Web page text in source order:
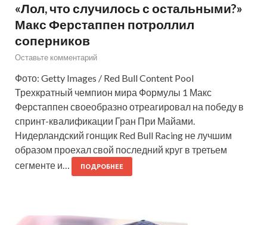
«Лол, что случилось с остальными?»
Макс Ферстаппен потроллил
соперников
Оставьте комментарий
Фото: Getty Images / Red Bull Content Pool
Трехкратный чемпион мира Формулы 1 Макс
Ферстаппен своеобразно отреагировал на победу в
спринт-квалификации Гран При Майами.
Нидерландский гонщик Red Bull Racing не лучшим
образом проехал свой последний круг в третьем
сегменте и…
ПОДРОБНЕЕ